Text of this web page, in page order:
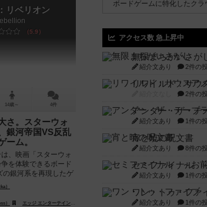
レベル・Sp. z o.o.（Rebel Sp. z o.o.）
リベリオン
5.9
14歳～ 4件
さ。スターウォ
銀河帝国VS反乱
ーム。
、映画「スターウォ
を体験できるボード
の銀河系を再現したゲ
ース...
）
）
エッジ エンターテインメント（Edge Entertainment） ファンタジー フライト ゲ
ボードゲームに特化したク
アクセス数 急上昇中
無限まちがいさが
紹介文あり 2件の
2件の
紹介文あり 1件の
宵と暁の呪文書
紹介文あり 8件の
紹介文あり 1件の
ワン・トゥ・ファ
紹介文あり 1件の